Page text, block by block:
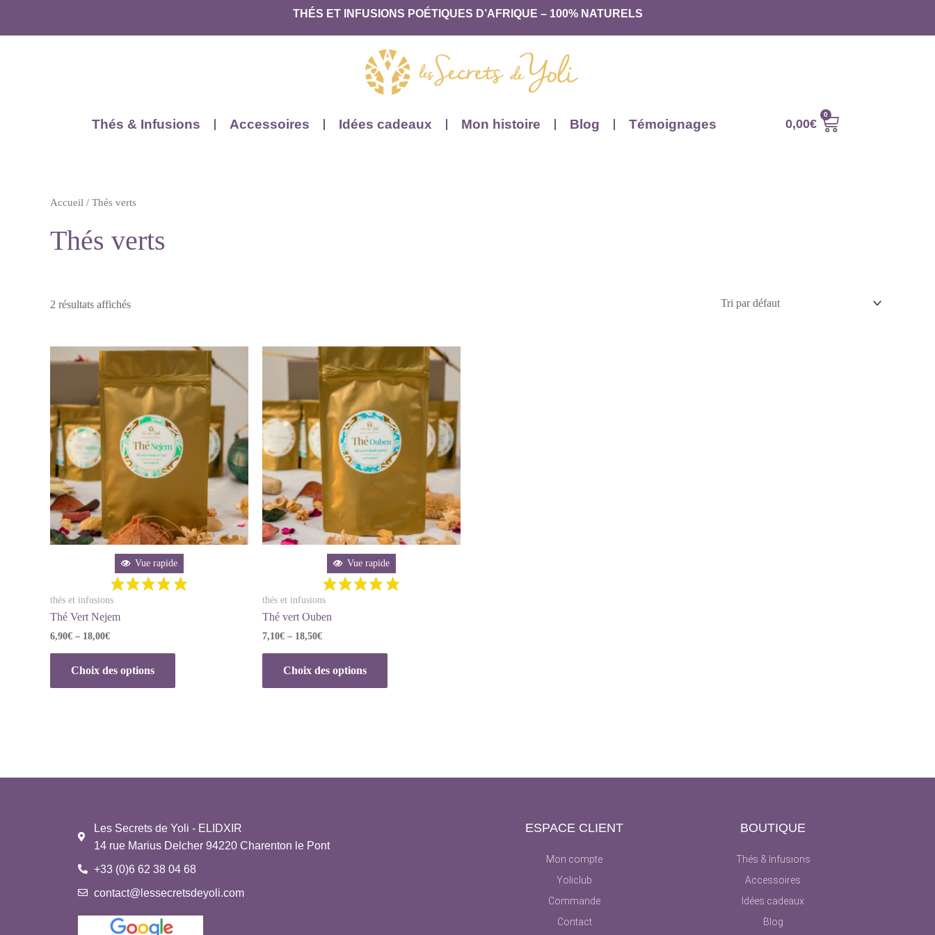
THÉS ET INFUSIONS POÉTIQUES D’AFRIQUE – 100% NATURELS
Thés & Infusions Accessoires Idées cadeaux Mon histoire Blog Témoignages 0,00€
Accueil / Thés verts
Thés verts
2 résultats affichés
Vue rapide
thés et infusions
Thé Vert Nejem
6,90€ – 18,00€
Choix des options
Vue rapide
thés et infusions
Thé vert Ouben
7,10€ – 18,50€
Choix des options
Les Secrets de Yoli - ELIDXIR
14 rue Marius Delcher 94220 Charenton le Pont
+33 (0)6 62 38 04 68
contact@lessecretsdeyoli.com
ESPACE CLIENT
Mon compte
Yoliclub
Commande
Contact
BOUTIQUE
Thés & Infusions
Accessoires
Idées cadeaux
Blog